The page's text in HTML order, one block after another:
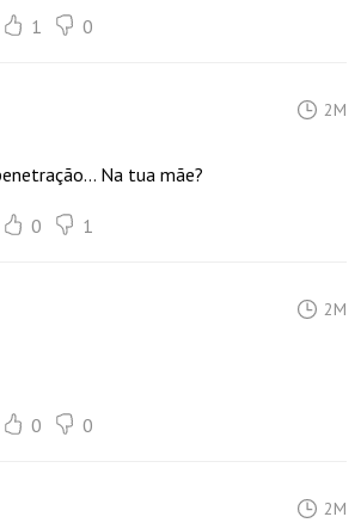
1 0
2M
Na tua mãe?
0 1
2M
0 0
2M